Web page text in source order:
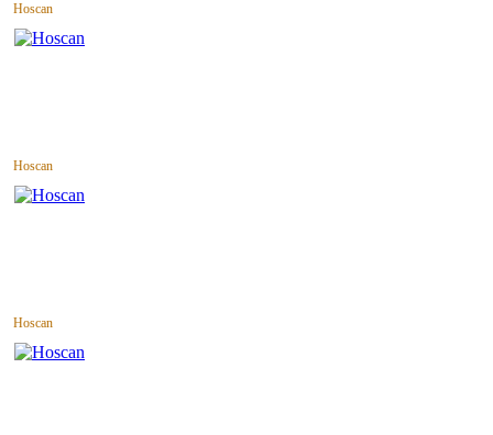
Hoscan
Hoscan
Hoscan